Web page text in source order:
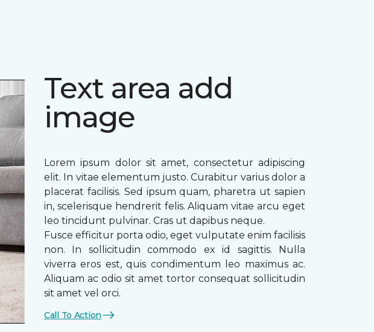
Text area add
image
Lorem ipsum dolor sit amet, consectetur adipiscing
elit. In vitae elementum justo. Curabitur varius dolor a
placerat facilisis. Sed ipsum quam, pharetra ut sapien
in, scelerisque hendrerit felis. Aliquam vitae arcu eget
leo tincidunt pulvinar. Cras ut dapibus neque.
Fusce efficitur porta odio, eget vulputate enim facilisis
non. In sollicitudin commodo ex id sagittis. Nulla
viverra eros est, quis condimentum leo maximus ac.
Aliquam ac odio sit amet tortor consequat sollicitudin
sit amet vel orci.
Call To Action